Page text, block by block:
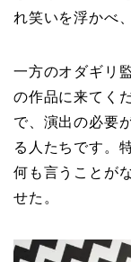
れ笑いを浮かべ
一方のオダギリ
の作品に来てく
で、演出の必要
る人たちです。
何も言うことが
せた。